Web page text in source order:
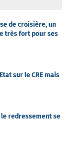
de croisière, un
très fort pour ses
sur le CRE mais
redressement se